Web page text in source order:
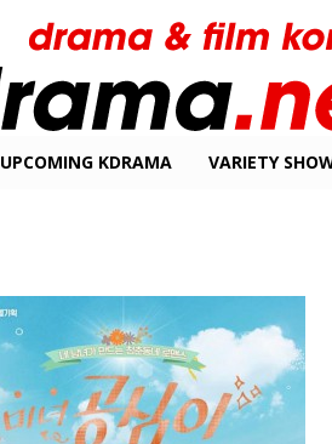
UPCOMING KDRAMA VARIETY